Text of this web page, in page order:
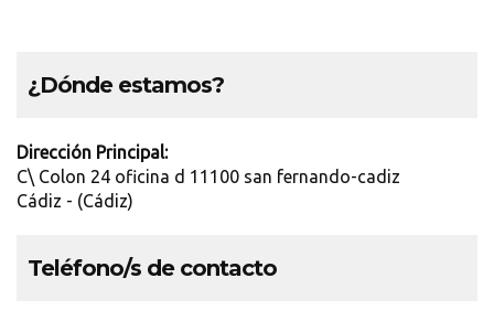
¿Dónde estamos?
Dirección Principal:
C\ Colon 24 oficina d 11100 san fernando-cadiz
Cádiz - (Cádiz)
Teléfono/s de contacto